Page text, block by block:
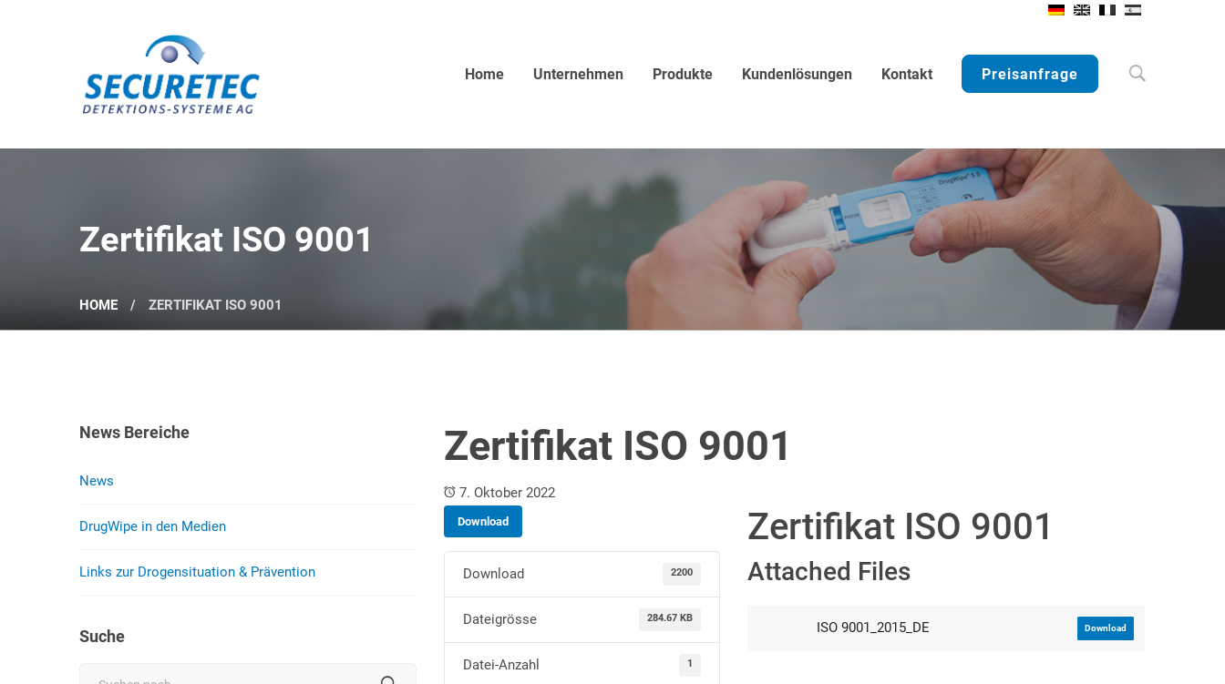
Home Unternehmen Produkte Kundenlösungen Kontakt Preisanfrage
Zertifikat ISO 9001
HOME ZERTIFIKAT ISO 9001
News Bereiche
News
DrugWipe in den Medien
Links zur Drogensituation & Prävention
Suche
Zertifikat ISO 9001
7. Oktober 2022
Download
Download 2200
Dateigrösse 284.67 KB
Datei-Anzahl 1
Zertifikat ISO 9001
Attached Files
ISO 9001_2015_DE Download